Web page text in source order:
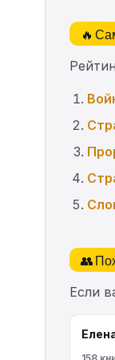
🔥
👥
Если